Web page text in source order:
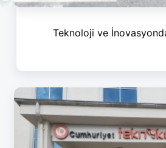
Teknoloji ve